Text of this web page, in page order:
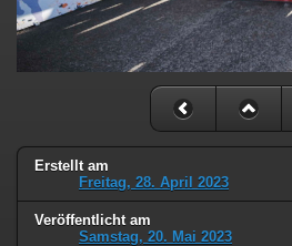
Erstellt am
Freitag, 28. April 2023
Veröffentlicht am
Samstag, 20. Mai 2023